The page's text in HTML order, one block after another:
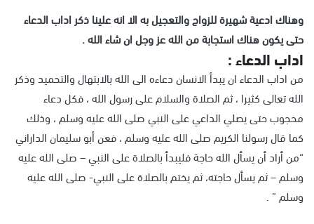
وهناك ادعية شهيرة للزواج والتعجيل به الا انه علينا ذكر اداب الدعاء
حتى يكون هناك استجابة من الله عز وجل ان شاء الله .
اداب الدعاء :
من اداب الدعاء ان يبدأ الانسان دعاءه الى الله بالابتهال والتحميد وذكر
الله تعالى كثيرا ، ثم الصلاة والسلام على رسول الله ، فكل دعاء
محجوب حتى يصلي الداعي على النبي صلى الله عليه وسلم ، وذلك
كما قال رسولنا الكريم صلى الله عليه وسلم ، فعن أبو سليمان الداراني
“من أراد أن يسأل الله حاجة فليبدأ بالصلاة على النبي – صلى الله عليه
وسلم – ثم يسأل حاجته، ثم يختم بالصلاة على النبي- صلى الله عليه
وسلم ” .